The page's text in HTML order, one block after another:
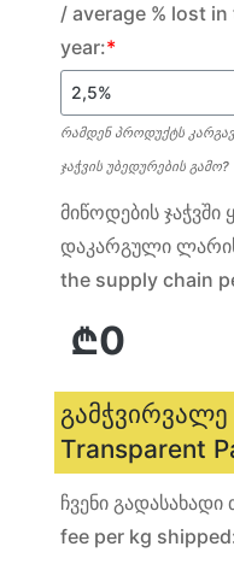
/ average % lost
year:*
რამდენ პროდუქტს
ჯაჭვის უბედურების გამო?
მიწოდების
დაკარგული
the supply chain
Transparent
ჩვენი
fee per kg